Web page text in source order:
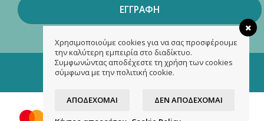
Copyright 2026 ©doubletrouble.gr
Designed & developed by
Χρησιμοποιούμε cookies για να σας προσφέρουμε
την καλύτερη εμπειρία στο διαδίκτυο.
Συμφωνώντας αποδέχεστε τη χρήση των cookies
σύμφωνα με την πολιτική cookie.
ΑΠΟΔΈΧΟΜΑΙ ΔΕΝ ΑΠΟΔΈΧΟΜΑΙ